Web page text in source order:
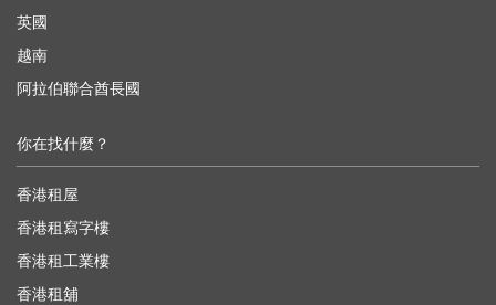
英國
越南
阿拉伯聯合酋長國
你在找什麼？
香港租屋
香港租寫字樓
香港租工業樓
香港租舖